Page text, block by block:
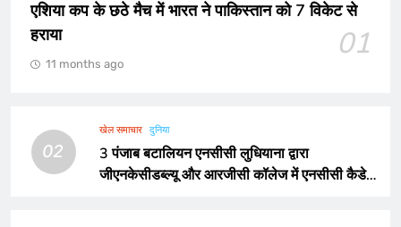
एशिया कप के छठे मैच में भारत ने पाकिस्तान को 7 विकेट से
हराया
01
11 months ago
02
खेल समाचार दुनिया
3 पंजाब बटालियन एनसीसी लुधियाना द्वारा
जीएनकेसीडब्ल्यू और आरजीसी कॉलेज में एनसीसी कैडेटों